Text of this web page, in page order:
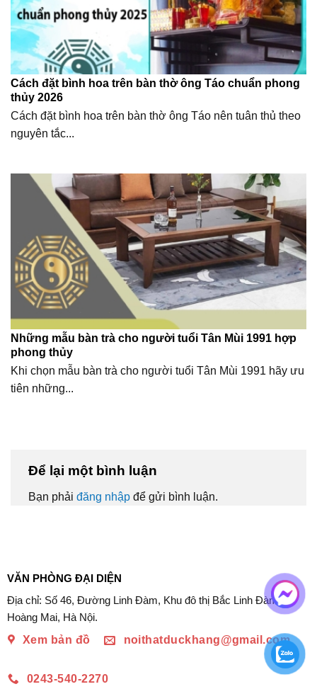
Cách đặt bình hoa trên bàn thờ ông Táo chuẩn phong
thủy 2026
Cách đặt bình hoa trên bàn thờ ông Táo nên tuân thủ theo
nguyên tắc...
Những mẫu bàn trà cho người tuổi Tân Mùi 1991 hợp
phong thủy
Khi chọn mẫu bàn trà cho người tuổi Tân Mùi 1991 hãy ưu
tiên những...
Để lại một bình luận
Bạn phải đăng nhập để gửi bình luận.
VĂN PHÒNG ĐẠI DIỆN
Địa chỉ: Số 46, Đường Linh Đàm, Khu đô thị Bắc Linh Đàm,
Hoàng Mai, Hà Nội.
Xem bản đồ
noithatduckhang@gmail.com
0243-540-2270